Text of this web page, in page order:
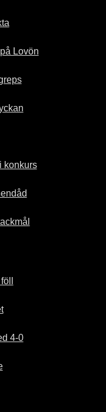
Lovön
konkurs
4-0